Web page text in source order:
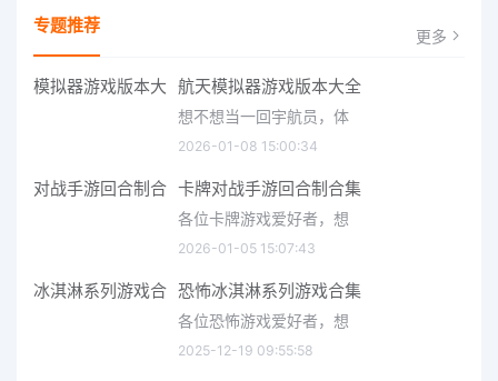
专题推荐 更多
航天模拟器游戏版本大全
想不想当一回宇航员，体
2026-01-08 15:00:34
卡牌对战手游回合制合集
各位卡牌游戏爱好者，想
2026-01-05 15:07:43
恐怖冰淇淋系列游戏合集
各位恐怖游戏爱好者，想
2025-12-19 09:55:58